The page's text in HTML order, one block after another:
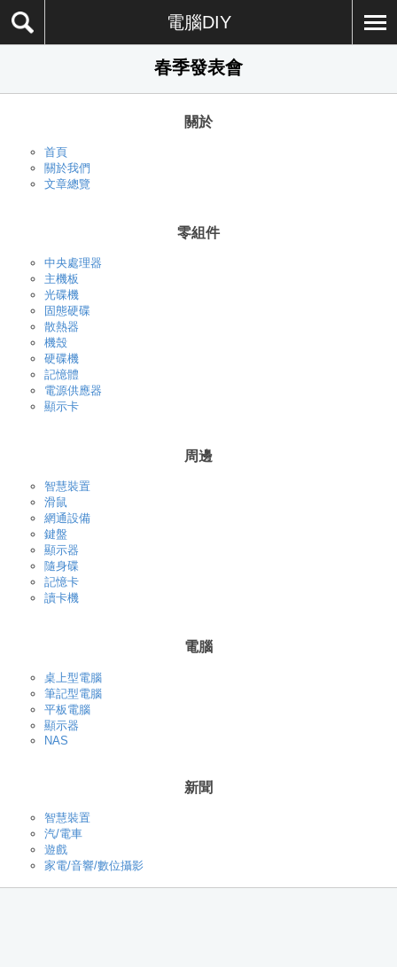
電腦DIY
春季發表會
關於
首頁
關於我們
文章總覽
零組件
中央處理器
主機板
光碟機
固態硬碟
散熱器
機殼
硬碟機
記憶體
電源供應器
顯示卡
周邊
智慧裝置
滑鼠
網通設備
鍵盤
顯示器
隨身碟
記憶卡
讀卡機
電腦
桌上型電腦
筆記型電腦
平板電腦
顯示器
NAS
新聞
智慧裝置
汽/電車
遊戲
家電/音響/數位攝影